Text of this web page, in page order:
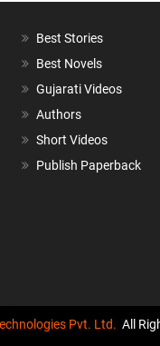
Best Stories
Best Novels
Gujarati Videos
Authors
Short Videos
Publish Paperback
Pvt. Ltd. All